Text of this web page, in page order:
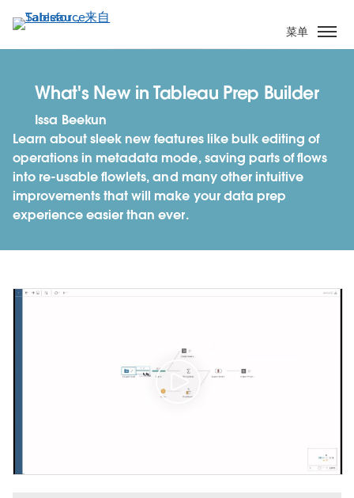
转
到
菜单
What's New in Tableau Prep Builder
Issa Beekun
Learn about sleek new features like bulk editing of
operations in metadata mode, saving parts of flows
into re-usable flowlets, and many other intuitive
improvements that will make your data prep
experience easier than ever.